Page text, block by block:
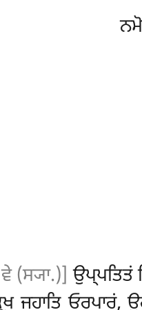
(ਸ੍ਯਾ.)] ਉਪ੍ਪਤਿਤਂ
ਜਹਾਤਿ ਓਰਪਾਰਂ,